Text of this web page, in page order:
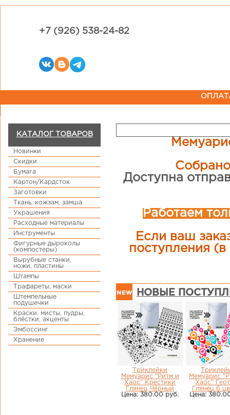
+7 (926) 538-24-82
КАТАЛОГ ТОВАРОВ
Новинки
Скидки
Бумага
Картон/Кардсток
Заготовки
Ткань, кожзам, замша
Украшения
Расходные материалы
Инструменты
Фигурные дыроколы
(компостеры)
Вырубные станки,
ножи, пластины
Штампы
Трафареты, маски
Штемпельные
подушечки
Краски, мисты, пудры,
блёстки, акценты
Эмбоссинг
Хранение
Доступна
Работаем
Если ваш
поступления (в
НОВЫЕ
Триклейки
Мемуарис "Ритм и
Хаос" Крестики
Глянец Чёрный
Цена: 380.00 руб.
Мемуарис
Хаос"
Глянец 6
Цена: